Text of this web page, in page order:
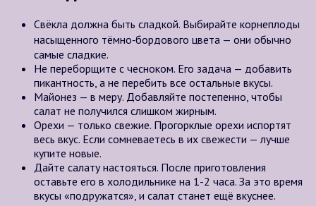
Свёкла должна быть сладкой. Выбирайте корнеплоды
насыщенного тёмно‑бордового цвета — они обычно
самые сладкие.
Не переборщите с чесноком. Его задача — добавить
пикантность, а не перебить все остальные вкусы.
Майонез — в меру. Добавляйте постепенно, чтобы
салат не получился слишком жирным.
Орехи — только свежие. Прогорклые орехи испортят
весь вкус. Если сомневаетесь в их свежести — лучше
купите новые.
Дайте салату настояться. После приготовления
оставьте его в холодильнике на 1-2 часа. За это время
вкусы «подружатся», и салат станет ещё вкуснее.